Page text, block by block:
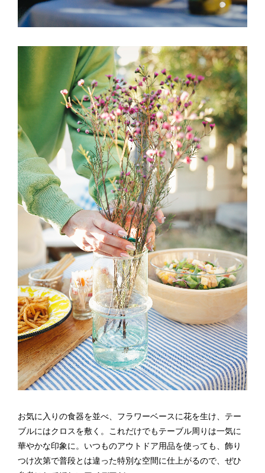
お気に入りの食器を並べ、フラワーベースに花を生け、テー
ブルにはクロスを敷く。これだけでもテーブル周りは一気に
華やかな印象に。いつものアウトドア用品を使っても、飾り
つけ次第で普段とは違った特別な空間に仕上がるので、ぜひ